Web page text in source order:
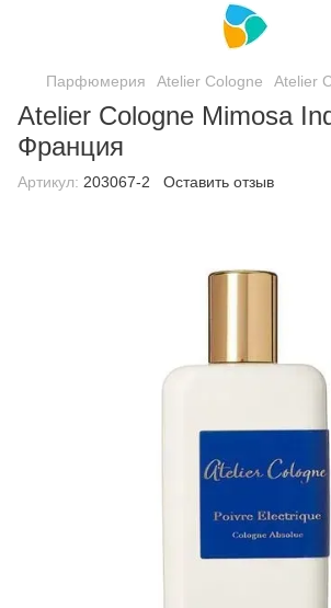
Парфюмерия Atelier Cologne Atelier
Atelier Cologne Mimosa
Франция
Артикул: 203067-2 Оставить отзыв